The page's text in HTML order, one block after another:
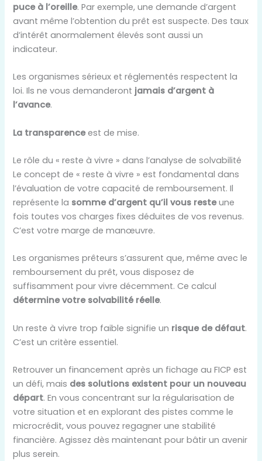
puce à l’oreille. Par exemple, une demande d’argent
avant même l’obtention du prêt est suspecte. Des taux
d’intérêt anormalement élevés sont aussi un
indicateur.
Les organismes sérieux et réglementés respectent la
loi. Ils ne vous demanderont jamais d’argent à
l’avance.
La transparenceest de mise.
Le rôle du « reste à vivre » dans l’analyse de solvabilité
Le concept de « reste à vivre » est fondamental dans
l’évaluation de votre capacité de remboursement. Il
représente la somme d’argent qu’il vous resteune
fois toutes vos charges fixes déduites de vos revenus.
C’est votre marge de manœuvre.
Les organismes prêteurs s’assurent que, même avec le
remboursement du prêt, vous disposez de
suffisamment pour vivre décemment. Ce calcul
détermine votre solvabilité réelle.
Un reste à vivre trop faible signifie un risque de défaut.
C’est un critère essentiel.
Retrouver un financement après un fichage au FICP est
un défi, mais des solutions existent pour un nouveau
départ. En vous concentrant sur la régularisation de
votre situation et en explorant des pistes comme le
microcrédit, vous pouvez regagner une stabilité
financière. Agissez dès maintenant pour bâtir un avenir
plus serein.